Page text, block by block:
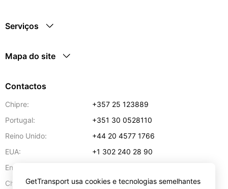
Serviços
Mapa do site
Contactos
Chipre:
+357 25 123889
Portugal:
+351 30 0528110
Reino Unido:
+44 20 4577 1766
EUA:
+1 302 240 28 90
Endereço de e-mail:
Chipre:
57 Spyrou Kyprianou,Lárnaca 6051
GetTransport usa cookies e tecnologias semelhantes